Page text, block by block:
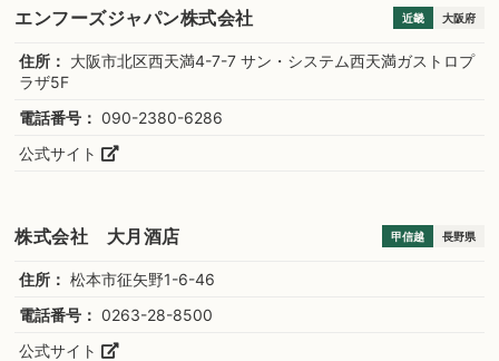
エンフーズジャパン株式会社 近畿 大阪府
住所： 大阪市北区西天満4-7-7 サン・システム西天満ガストロプ
ラザ5F
電話番号： 090-2380-6286
公式サイト
株式会社 大月酒店 甲信越 長野県
住所： 松本市征矢野1-6-46
電話番号： 0263-28-8500
公式サイト